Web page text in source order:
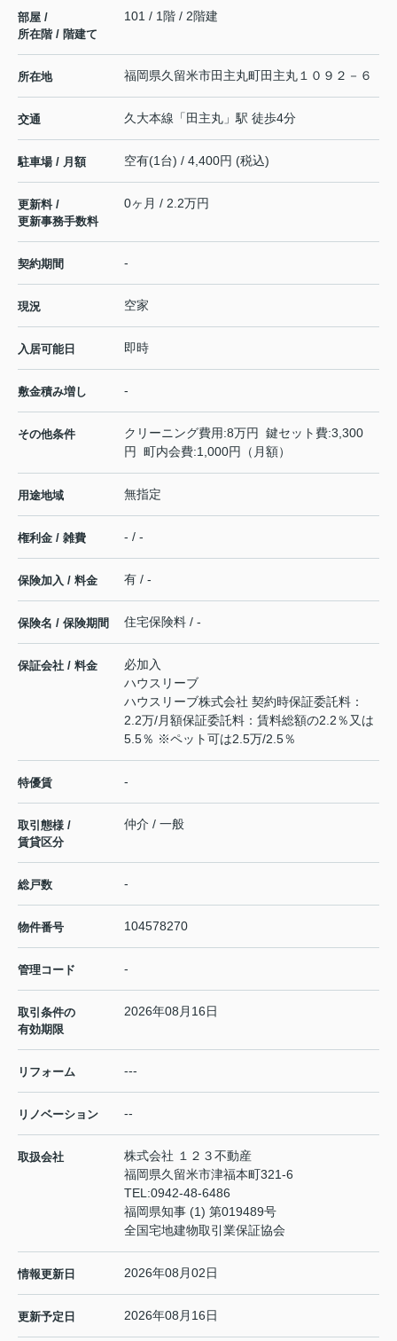
部屋 /
所在階 / 階建て
101 / 1階 / 2階建
所在地 福岡県久留米市田主丸町田主丸 １０９２－６
交通 久大本線 「 田主丸 」駅 徒歩4分
駐車場 / 月額 空有(1台) / 4,400円 (税込)
更新料 /
更新事務手数料
0ヶ月 / 2.2万円
契約期間 -
現況 空家
入居可能日 即時
敷金積み増し -
その他条件
クリーニング費用:8万円 鍵セット費:3,300
円 町内会費:1,000円（月額）
用途地域 無指定
権利金 / 雑費 - / -
保険加入 / 料金 有 / -
保険名 / 保険期間 住宅保険料 / -
保証会社 / 料金
必加入
ハウスリーブ
ハウスリーブ株式会社 契約時保証委託料：
2.2万/月額保証委託料：賃料総額の2.2％又は
5.5％ ※ペット可は2.5万/2.5％
特優賃 -
取引態様 /
賃貸区分
仲介 / 一般
総戸数 -
物件番号 104578270
管理コード -
取引条件の
有効期限
2026年08月16日
リフォーム ---
リノベーション --
取扱会社
株式会社 １２３不動産
福岡県久留米市津福本町321-6
TEL:0942-48-6486
福岡県知事 (1) 第019489号
全国宅地建物取引業保証協会
情報更新日 2026年08月02日
更新予定日 2026年08月16日